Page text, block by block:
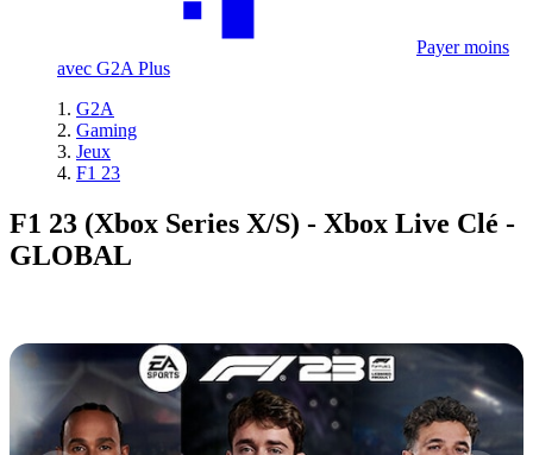
Payer moins
avec G2A Plus
G2A
Gaming
Jeux
F1 23
F1 23 (Xbox Series X/S) - Xbox Live Clé -
GLOBAL